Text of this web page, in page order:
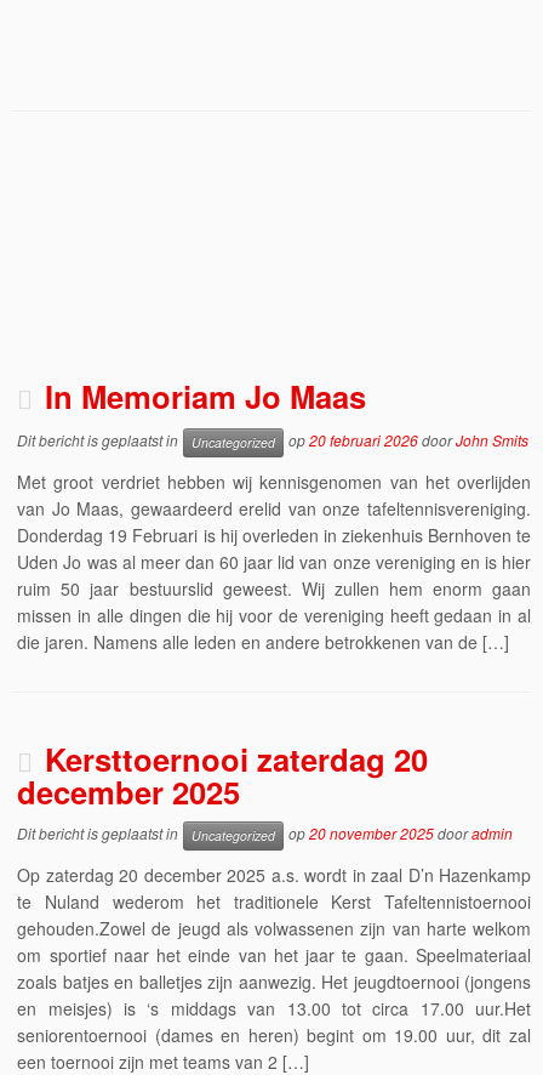
In Memoriam Jo Maas
Dit bericht is geplaatst in Uncategorized op20 februari 2026doorJohn Smits
Met groot verdriet hebben wij kennisgenomen van het overlijden
van Jo Maas, gewaardeerd erelid van onze tafeltennisvereniging.
Donderdag 19 Februari is hij overleden in ziekenhuis Bernhoven te
Uden Jo was al meer dan 60 jaar lid van onze vereniging en is hier
ruim 50 jaar bestuurslid geweest. Wij zullen hem enorm gaan
missen in alle dingen die hij voor de vereniging heeft gedaan in al
die jaren. Namens alle leden en andere betrokkenen van de […]
Kersttoernooi zaterdag 20
december 2025
Dit bericht is geplaatst in Uncategorized op20 november 2025dooradmin
Op zaterdag 20 december 2025 a.s. wordt in zaal D’n Hazenkamp
te Nuland wederom het traditionele Kerst Tafeltennistoernooi
gehouden.Zowel de jeugd als volwassenen zijn van harte welkom
om sportief naar het einde van het jaar te gaan. Speelmateriaal
zoals batjes en balletjes zijn aanwezig. Het jeugdtoernooi (jongens
en meisjes) is ‘s middags van 13.00 tot circa 17.00 uur.Het
seniorentoernooi (dames en heren) begint om 19.00 uur, dit zal
een toernooi zijn met teams van 2 […]